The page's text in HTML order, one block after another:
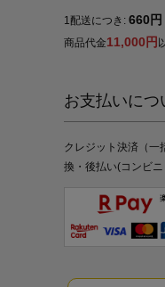
1配送につき: 660円
商品代金11,000円
お支払いにつ
クレジット決済（一
換・後払い(コンビ